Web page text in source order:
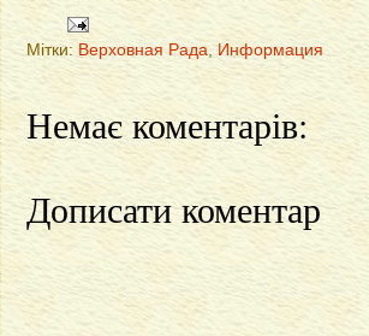
Мітки: Верховная Рада, Информация
Немає коментарів:
Дописати коментар